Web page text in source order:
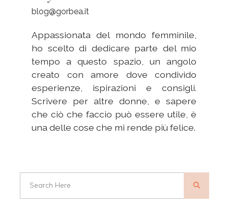
blog@gorbea.it
Appassionata del mondo femminile,
ho scelto di dedicare parte del mio
tempo a questo spazio, un angolo
creato con amore dove condivido
esperienze, ispirazioni e consigli.
Scrivere per altre donne, e sapere
che ciò che faccio può essere utile, è
una delle cose che mi rende più felice.